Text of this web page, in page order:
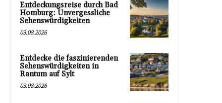
Entdeckungsreise durch Bad
Homburg: Unvergessliche
Sehenswürdigkeiten
03.08.2026
Entdecke die faszinierenden
Sehenswürdigkeiten in
Rantum auf Sylt
03.08.2026